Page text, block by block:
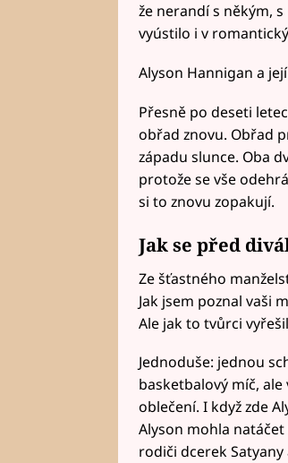
že nerandí s někým,
vyústilo i v
Alyson Hannigan a
Přesně po deseti
obřad znovu. Obřad
západu slunce. Oba
protože se vše
si to znovu zopakují.
Jak se před
Ze šťastného
Jak jsem poznal vaši
Ale jak to tvůrci
Jednoduše: jednou
basketbalový míč,
oblečení. I když zde
Alyson mohla
rodiči dcerek